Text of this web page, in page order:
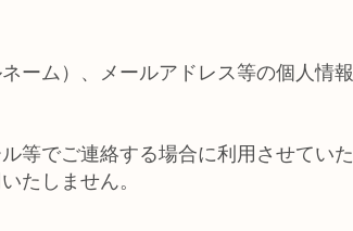
ーム）、メールアドレス等の個人情報
等でご連絡する場合に利用させていた
たしません。